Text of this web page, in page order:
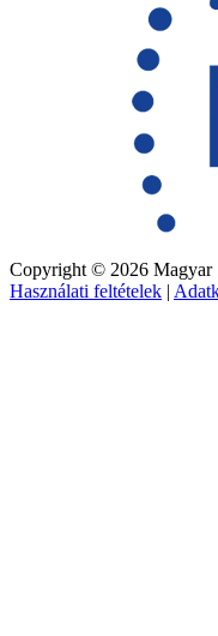
Copyright © 2026 Magyar
Használati feltételek |